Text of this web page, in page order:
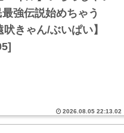
強伝説始めちゃう
きゃん/ぶいぱい】
2026.08.05 22:13.02